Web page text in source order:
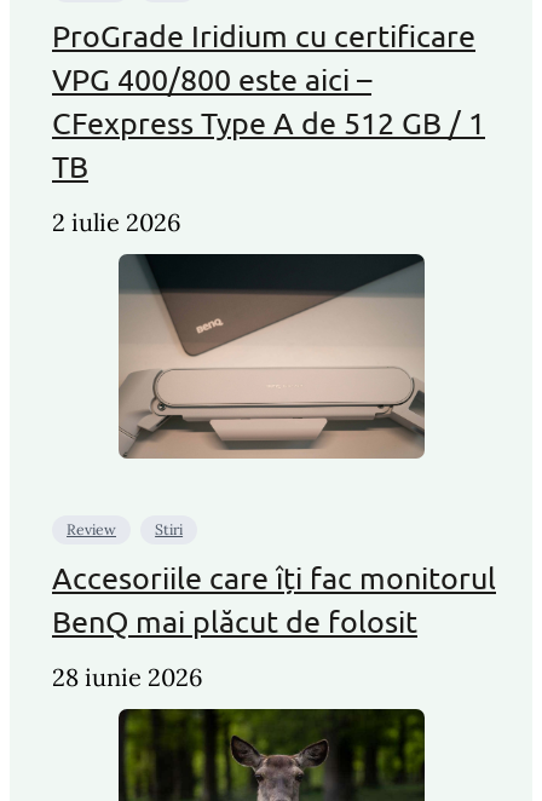
ProGrade Iridium cu certificare
VPG 400/800 este aici –
CFexpress Type A de 512 GB / 1
TB
2 iulie 2026
Review Stiri
Accesoriile care îți fac monitorul
BenQ mai plăcut de folosit
28 iunie 2026